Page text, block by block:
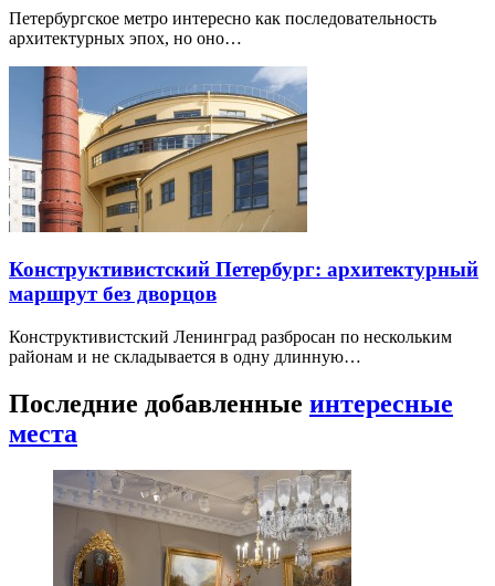
Петербургское метро интересно как последовательность
архитектурных эпох, но оно…
Конструктивистский Петербург: архитектурный
маршрут без дворцов
Конструктивистский Ленинград разбросан по нескольким
районам и не складывается в одну длинную…
Последние добавленные интересные
места